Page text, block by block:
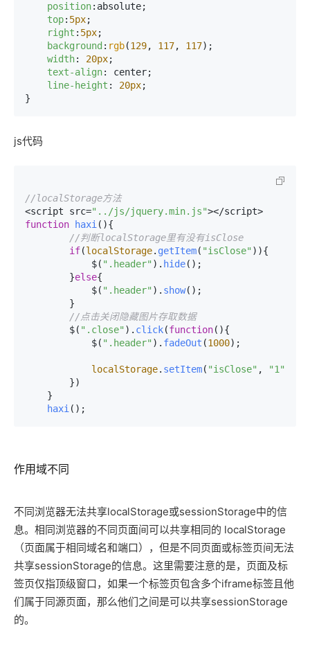
position:absolute;
top: 5px;
right : 5px;
background : rgb(129, 117, 117);
width: 20px;
text-align: center;
line-height : 20px;
}
js代码
//localStorage方法
<script src="../js/jquery.min.js"
function
haxi ( ){
//判断localStorage里有没有isClose
if(localStorage. getItem( "isClose"
            $(
".header" ). hide();
        }
else{
            $(
".header" ). show();
        }
//点击关闭隐藏图片存取数据
        $(
".close" ). click(function( ){
            $(
".header" ). fadeOut (1000);
localStorage. setItem( "isClose" , "1"
        })
    }
haxi ();
作用域不同
不同浏览器无法共享localStorage或sessionStorage中的信
息。相同浏览器的不同页面间可以共享相同的 localStorage
（页面属于相同域名和端口），但是不同页面或标签页间无法
共享sessionStorage的信息。这里需要注意的是，页面及标
签页仅指顶级窗口，如果一个标签页包含多个iframe标签且他
们属于同源页面，那么他们之间是可以共享sessionStorage
的。